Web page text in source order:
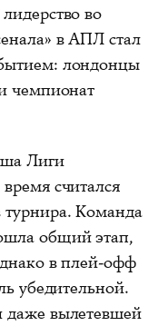
во
в АПЛ стал
лондонцы
чемпионат
Лиги
считался
Команда
общий этап,
в плей-офф
убедительной.
вылетевшей